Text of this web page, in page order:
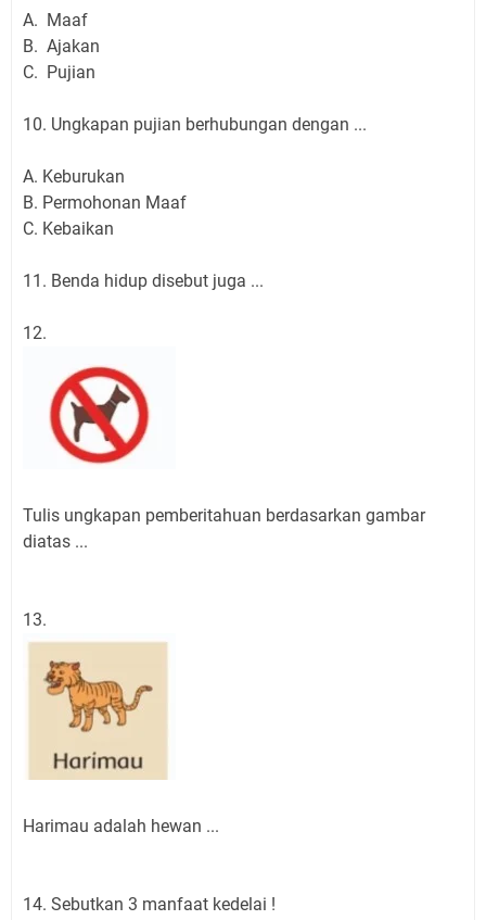
A. Maaf
B. Ajakan
C. Pujian
10. Ungkapan pujian berhubungan dengan ...
A. Keburukan
B. Permohonan Maaf
C. Kebaikan
11. Benda hidup disebut juga ...
12.
Tulis ungkapan pemberitahuan berdasarkan gambar
diatas ...
13.
Harimau adalah hewan ...
14. Sebutkan 3 manfaat kedelai !